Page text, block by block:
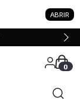
ABRIR
0